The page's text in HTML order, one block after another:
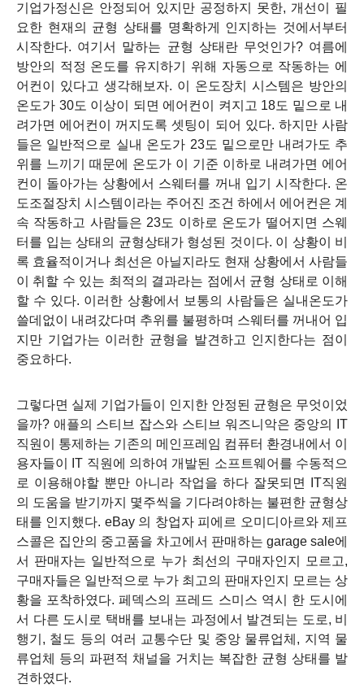
기업가정신은 안정되어 있지만 공정하지 못한, 개선이 필
요한 현재의 균형 상태를 명확하게 인지하는 것에서부터
시작한다. 여기서 말하는 균형 상태란 무엇인가? 여름에
방안의 적정 온도를 유지하기 위해 자동으로 작동하는 에
어컨이 있다고 생각해보자. 이 온도장치 시스템은 방안의
온도가 30도 이상이 되면 에어컨이 켜지고 18도 밑으로 내
려가면 에어컨이 꺼지도록 셋팅이 되어 있다. 하지만 사람
들은 일반적으로 실내 온도가 23도 밑으로만 내려가도 추
위를 느끼기 때문에 온도가 이 기준 이하로 내려가면 에어
컨이 돌아가는 상황에서 스웨터를 꺼내 입기 시작한다. 온
도조절장치 시스템이라는 주어진 조건 하에서 에어컨은 계
속 작동하고 사람들은 23도 이하로 온도가 떨어지면 스웨
터를 입는 상태의 균형상태가 형성된 것이다. 이 상황이 비
록 효율적이거나 최선은 아닐지라도 현재 상황에서 사람들
이 취할 수 있는 최적의 결과라는 점에서 균형 상태로 이해
할 수 있다. 이러한 상황에서 보통의 사람들은 실내온도가
쓸데없이 내려갔다며 추위를 불평하며 스웨터를 꺼내어 입
지만 기업가는 이러한 균형을 발견하고 인지한다는 점이
중요하다.
그렇다면 실제 기업가들이 인지한 안정된 균형은 무엇이었
을까? 애플의 스티브 잡스와 스티브 워즈니악은 중앙의 IT
직원이 통제하는 기존의 메인프레임 컴퓨터 환경내에서 이
용자들이 IT 직원에 의하여 개발된 소프트웨어를 수동적으
로 이용해야할 뿐만 아니라 작업을 하다 잘못되면 IT직원
의 도움을 받기까지 몇주씩을 기다려야하는 불편한 균형상
태를 인지했다. eBay 의 창업자 피에르 오미디아르와 제프
스콜은 집안의 중고품을 차고에서 판매하는 garage sale에
서 판매자는 일반적으로 누가 최선의 구매자인지 모르고,
구매자들은 일반적으로 누가 최고의 판매자인지 모르는 상
황을 포착하였다. 페덱스의 프레드 스미스 역시 한 도시에
서 다른 도시로 택배를 보내는 과정에서 발견되는 도로, 비
행기, 철도 등의 여러 교통수단 및 중앙 물류업체, 지역 물
류업체 등의 파편적 채널을 거치는 복잡한 균형 상태를 발
견하였다.